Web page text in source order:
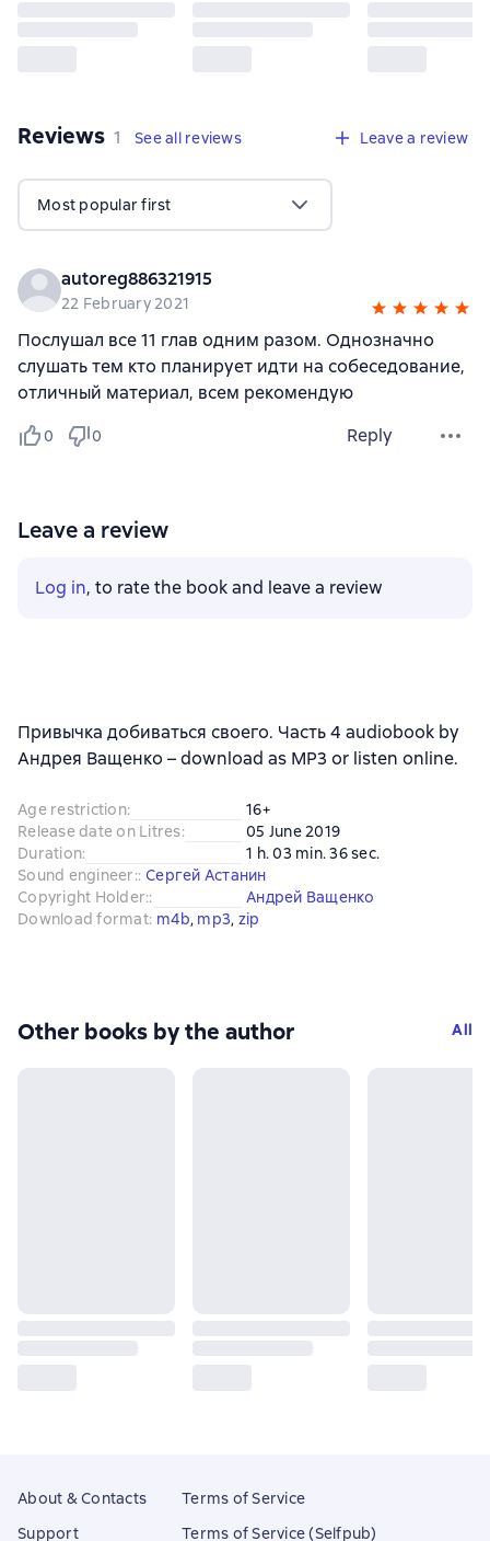
Reviews 1 review
1 See all reviews Leave a review
Most popular first
autoreg886321915
22 February 2021
Послушал все 11 глав одним разом. Однозначно
слушать тем кто планирует идти на собеседование,
отличный материал, всем рекомендую
0 0 Reply
Leave a review
Log in, to rate the book and leave a review
Привычка добиваться своего. Часть 4 audiobook by
Андрея Ващенко – download as MP3 or listen online.
Age restriction:
16+
Release date on Litres:
05 June 2019
Duration:
1 h. 03 min. 36 sec.
Sound engineer:: Сергей Астанин
Copyright Holder::
Андрей Ващенко
Download format: m4b, mp3, zip
Other books by the author All
About & Contacts
Support
Terms of Service
Terms of Service (Selfpub)